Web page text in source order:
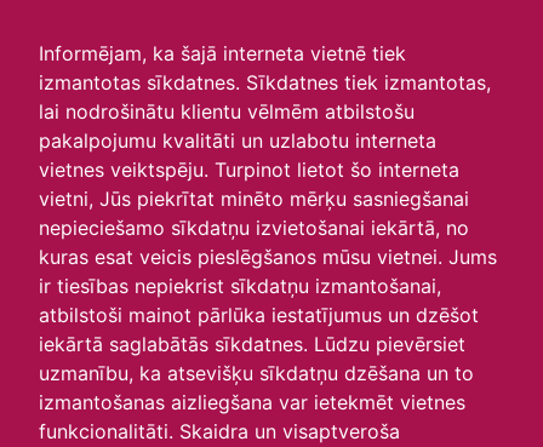
Informējam, ka šajā interneta vietnē tiek
izmantotas sīkdatnes. Sīkdatnes tiek izmantotas,
lai nodrošinātu klientu vēlmēm atbilstošu
pakalpojumu kvalitāti un uzlabotu interneta
vietnes veiktspēju. Turpinot lietot šo interneta
vietni, Jūs piekrītat minēto mērķu sasniegšanai
nepieciešamo sīkdatņu izvietošanai iekārtā, no
kuras esat veicis pieslēgšanos mūsu vietnei. Jums
ir tiesības nepiekrist sīkdatņu izmantošanai,
atbilstoši mainot pārlūka iestatījumus un dzēšot
iekārtā saglabātās sīkdatnes. Lūdzu pievērsiet
uzmanību, ka atsevišķu sīkdatņu dzēšana un to
izmantošanas aizliegšana var ietekmēt vietnes
funkcionalitāti. Skaidra un visaptveroša
Skats :
Aktuālie
Šodien Šonedēļ
Šomēnes
Arhīvs